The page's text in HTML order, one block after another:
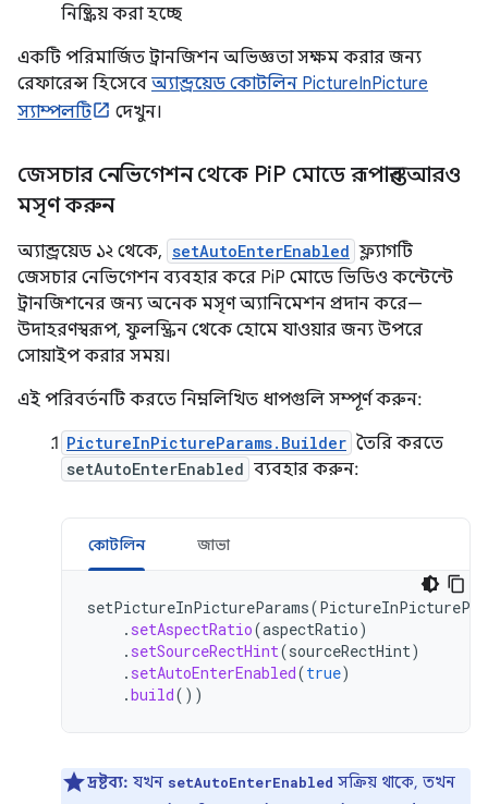
নিষ্ক্রিয় করা হচ্ছে
একটি পরিমার্জিত ট্রানজিশন অভিজ্ঞতা সক্ষম করার জন্য
রেফারেন্স হিসেবে অ্যান্ড্রয়েড কোটলিন PictureInPicture
স্যাম্পলটি
দেখুন।
জেসচার নেভিগেশন থেকে PiP মোডে রূপান্তর আরও
মসৃণ করুন
অ্যান্ড্রয়েড ১২ থেকে, setAutoEnterEnabled ফ্ল্যাগটি
জেসচার নেভিগেশন ব্যবহার করে PiP মোডে ভিডিও কন্টেন্টে
ট্রানজিশনের জন্য অনেক মসৃণ অ্যানিমেশন প্রদান করে—
উদাহরণস্বরূপ, ফুলস্ক্রিন থেকে হোমে যাওয়ার জন্য উপরে
সোয়াইপ করার সময়।
এই পরিবর্তনটি করতে নিম্নলিখিত ধাপগুলি সম্পূর্ণ করুন:
PictureInPictureParams.Builder তৈরি করতে
setAutoEnterEnabled ব্যবহার করুন:
কোটলিন জাভা
setPictureInPictureParams(
. setAspectRatio(aspectRatio)
. setSourceRectHint(sourceRectHint)
. setAutoEnterEnabled(true)
.build())
দ্রষ্টব্য: যখন setAutoEnterEnabled সক্রিয় থাকে, তখন